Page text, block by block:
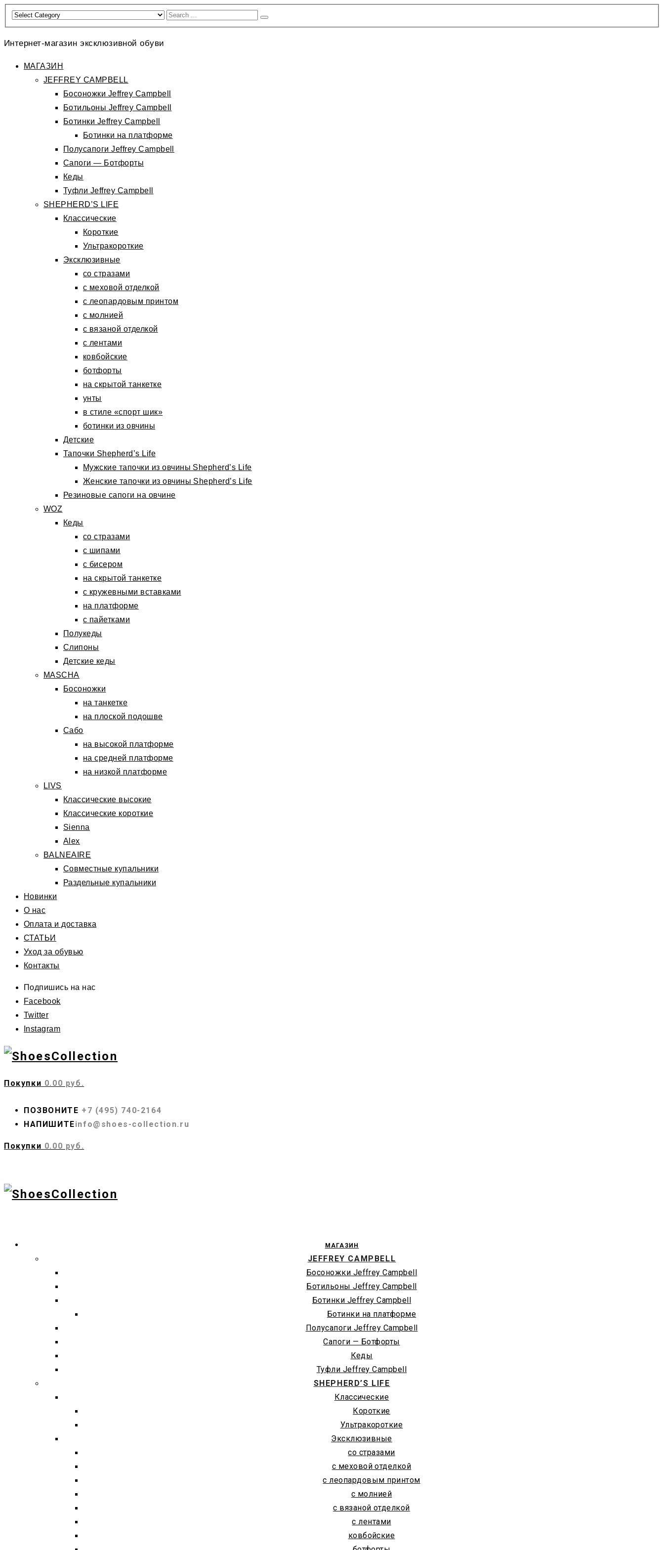
Интернет-магазин эксклюзивной обуви
МАГАЗИН
JEFFREY CAMPBELL
Босоножки Jeffrey Campbell
Ботильоны Jeffrey Campbell
Ботинки Jeffrey Campbell
Ботинки на платформе
Полусапоги Jeffrey Campbell
Сапоги — Ботфорты
Кеды
Туфли Jeffrey Campbell
SHEPHERD’S LIFE
Классические
Короткие
Ультракороткие
Эксклюзивные
со стразами
с меховой отделкой
с леопардовым принтом
с молнией
с вязаной отделкой
с лентами
ковбойские
ботфорты
на скрытой танкетке
унты
в стиле «спорт шик»
ботинки из овчины
Детские
Тапочки Shepherd’s Life
Мужские тапочки из овчины Shepherd’s Life
Женские тапочки из овчины Shepherd’s Life
Резиновые сапоги на овчине
WOZ
Кеды
со стразами
с шипами
с бисером
на скрытой танкетке
с кружевными вставками
на платформе
с пайетками
Полукеды
Слипоны
Детские кеды
MASCHA
Босоножки
на танкетке
на плоской подошве
Сабо
на высокой платформе
на средней платформе
на низкой платформе
LIVS
Классические высокие
Классические короткие
Sienna
Alex
BALNEAIRE
Совместные купальники
Раздельные купальники
Новинки
О нас
Оплата и доставка
СТАТЬИ
Уход за обувью
Контакты
Подпишись на нас
Facebook
Twitter
Instagram
Покупки 0.00 руб.
ПОЗВОНИТЕ +7 (495) 740-2164
НАПИШИТЕinfo@shoes-collection.ru
Покупки 0.00 руб.
МАГАЗИН
JEFFREY CAMPBELL
Босоножки Jeffrey Campbell
Ботильоны Jeffrey Campbell
Ботинки Jeffrey Campbell
Ботинки на платформе
Полусапоги Jeffrey Campbell
Сапоги — Ботфорты
Кеды
Туфли Jeffrey Campbell
SHEPHERD’S LIFE
Классические
Короткие
Ультракороткие
Эксклюзивные
со стразами
с меховой отделкой
с леопардовым принтом
с молнией
с вязаной отделкой
с лентами
ковбойские